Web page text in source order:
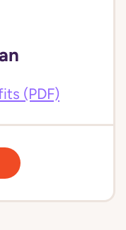
(PDF)